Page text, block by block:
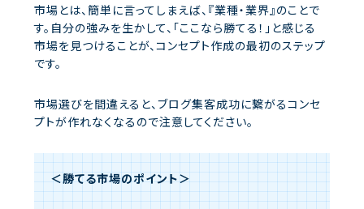
市場とは、簡単に言ってしまえば、『業種・業界』のことで
す。自分の強みを生かして、「ここなら勝てる！」と感じる
市場を見つけることが、コンセプト作成の最初のステップ
です。
市場選びを間違えると、ブログ集客成功に繋がるコンセ
プトが作れなくなるので注意してください。
＜勝てる市場のポイント＞